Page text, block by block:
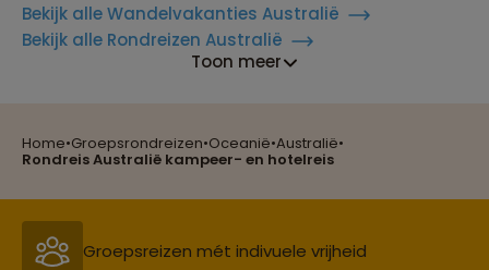
Home•Groepsrondreizen•Oceanië•Australië•
Rondreis Australië kampeer- en hotelreis
Bekijk alle Wandelvakanties Australië
Bekijk alle Rondreizen Australië
Toon meer
Reizen met oog voor mens, cultuur en milieu
Groepsreizen mét indivuele vrijheid